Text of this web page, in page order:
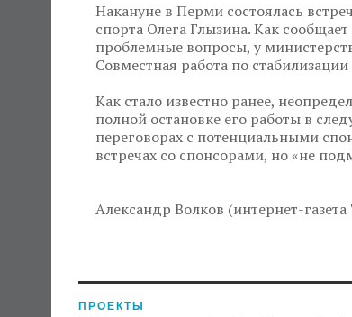
Накануне в Перми состоялась
спорта Олега Глызина. Как
проблемные вопросы, у
Совместная работа по
Как стало известно ранее,
полной остановке его работы в
переговорах с потенциальными
встречах со спонсорами, но «не
Александр Волков (интернет-
ПРОЕКТЫ